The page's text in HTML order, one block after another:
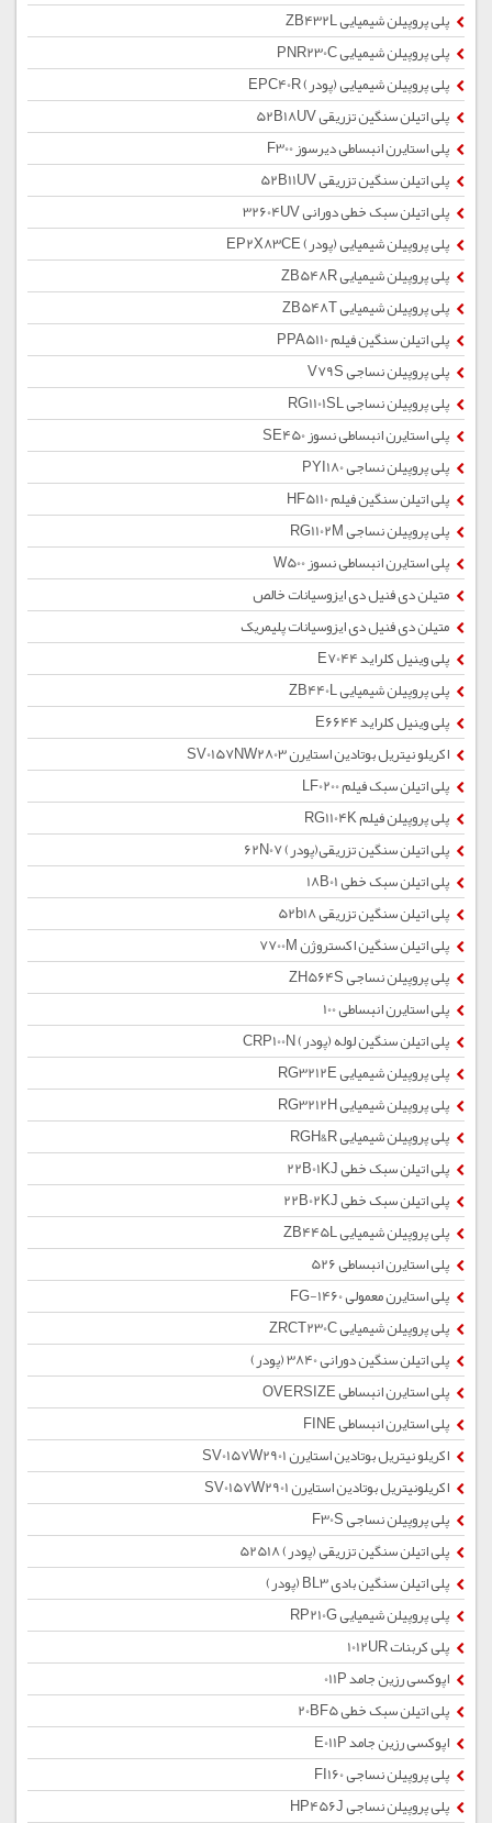
پلی پروپیلن شیمیایی ZB432L
پلی پروپیلن شیمیایی PNR230C
پلی پروپیلن شیمیایی (پودر) EPC40R
پلی اتیلن سنگین تزریقی 52B18UV
پلی استایرن انبساطی دیرسوز F300
پلی اتیلن سنگین تزریقی 52B11UV
پلی اتیلن سبک خطی دورانی 32604UV
پلی پروپیلن شیمیایی (پودر) EP2X83CE
پلی پروپیلن شیمیایی ZB548R
پلی پروپیلن شیمیایی ZB548T
پلی اتیلن سنگین فیلم PPA5110
پلی پروپیلن نساجی V79S
پلی پروپیلن نساجی RG1101SL
پلی استایرن انبساطی نسوز SE450
پلی پروپیلن نساجی PYI180
پلی اتیلن سنگین فیلم HF5110
پلی پروپیلن نساجی RG1102M
پلی استایرن انبساطی نسوز W500
متیلن دی فنیل دی ایزوسیانات خالص
متیلن دی فنیل دی ایزوسیانات پلیمریک
پلی وینیل کلراید E7044
پلی پروپیلن شیمیایی ZB440L
پلی وینیل کلراید E6644
اکریلو نیتریل بوتادین استایرن SV0157NW2803
پلی اتیلن سبک فیلم LF0200
پلی پروپیلن فیلم RG1104K
پلی اتیلن سنگین تزریقی(پودر) 62N07
پلی اتیلن سبک خطی 18B01
پلی اتیلن سنگین تزریقی 52b18
پلی اتیلن سنگین اکستروژن 7700M
پلی پروپیلن نساجی ZH564S
پلی استایرن انبساطی 100
پلی اتیلن سنگین لوله (پودر) CRP100N
پلی پروپیلن شیمیایی RG3212E
پلی پروپیلن شیمیایی RG3212H
پلی پروپیلن شیمیایی RGH&R
پلی اتیلن سبک خطی 22B01KJ
پلی اتیلن سبک خطی 22B02KJ
پلی پروپیلن شیمیایی ZB445L
پلی استایرن انبساطی 526
پلی استایرن معمولی 1460-FG
پلی پروپیلن شیمیایی ZRCT230C
پلی اتیلن سنگین دورانی 3840 (پودر)
پلی استایرن انبساطی OVERSIZE
پلی استایرن انبساطی FINE
اکریلو نیتریل بوتادین استایرن SV0157W2901
اکریلونیتریل بوتادین استایرن SV0157W2901
پلی پروپیلن نساجی F30S
پلی اتیلن سنگین تزریقی (پودر) 52518
پلی اتیلن سنگین بادی BL3 (پودر)
پلی پروپیلن شیمیایی RP210G
پلی کربنات 1012UR
اپوکسی رزین جامد 011P
پلی اتیلن سبک خطی 20BF5
اپوکسی رزین جامد E011P
پلی پروپیلن نساجی FI160
پلی پروپیلن نساجی HP456J